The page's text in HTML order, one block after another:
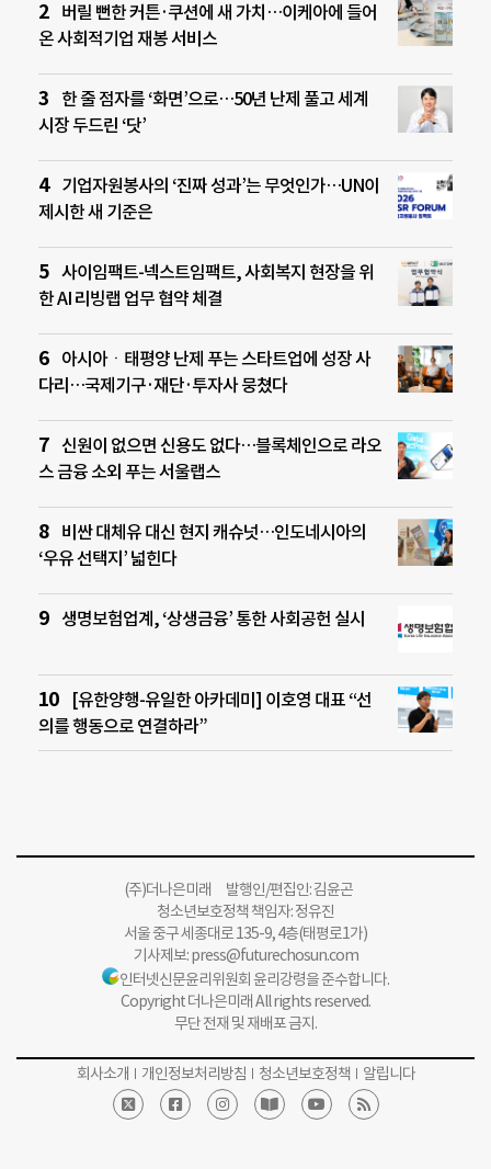
버릴 뻔한 커튼·쿠션에 새 가치…이케아에 들어
온 사회적기업 재봉 서비스
한 줄 점자를 ‘화면’으로…50년 난제 풀고 세계
시장 두드린 ‘닷’
기업자원봉사의 ‘진짜 성과’는 무엇인가…UN이
제시한 새 기준은
사이임팩트-넥스트임팩트, 사회복지 현장을 위
한 AI 리빙랩 업무 협약 체결
아시아ㆍ태평양 난제 푸는 스타트업에 성장 사
다리…국제기구·재단·투자사 뭉쳤다
신원이 없으면 신용도 없다…블록체인으로 라오
스 금융 소외 푸는 서울랩스
비싼 대체유 대신 현지 캐슈넛…인도네시아의
‘우유 선택지’ 넓힌다
생명보험업계, ‘상생금융’ 통한 사회공헌 실시
[유한양행-유일한 아카데미] 이호영 대표 “선
의를 행동으로 연결하라”
(주)더나은미래 발행인/편집인: 김윤곤
청소년보호정책 책임자: 정유진
서울 중구 세종대로 135-9, 4층(태평로1가)
기사제보:press@futurechosun.com
인터넷신문윤리위원회 윤리강령을 준수합니다.
Copyright 더나은미래 All rights reserved.
무단 전재 및 재배포 금지.
회사소개 개인정보처리방침 청소년보호정책 알립니다